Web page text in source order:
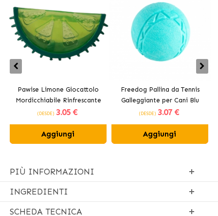
Pawise Limone Giocattolo
Mordicchiabile Rinfrescante
per Cani 12 cm
(DESDE) 3.05 €
Aggiungi
Freedog Pallina da Tennis
Galleggiante per Cani Blu
(DESDE) 3.07 €
Aggiungi
PIÙ INFORMAZIONI
INGREDIENTI
SCHEDA TECNICA